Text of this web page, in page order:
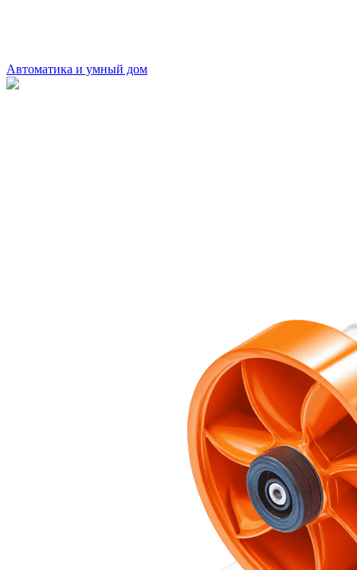
Автоматика и умный дом